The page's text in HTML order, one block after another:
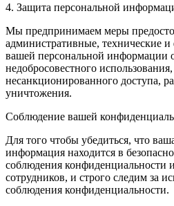
4. Защита персональной
Мы предпринимаем меры
административные, технические
вашей персональной информации
недобросовестного
несанкционированного доступа,
уничтожения.
Соблюдение вашей
Для того чтобы убедиться, что
информация находится в
соблюдения конфиденциальности
сотрудников, и строго следим за
соблюдения конфиденциальности.